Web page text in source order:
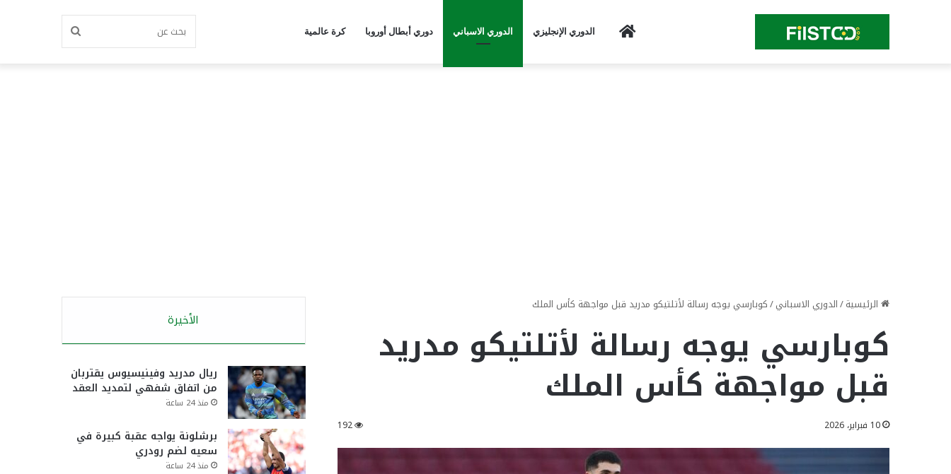
Home الدوري الإنجليزي الدوري الاسباني دوري أبطال أوروبا كرة عالمية بحث
الرئيسية/الدوري الاسباني/كوبارسي يوجه رسالة لأتلتيكو مدريد قبل مواجهة كأس الملك
كوبارسي يوجه رسالة لأتلتيكو مدريد
قبل مواجهة كأس الملك
10 فبراير، 2026 192
الأخيرة
ريال مدريد وفينيسيوس يقتربان
من اتفاق شفهي لتمديد العقد
منذ 24 ساعة
برشلونة يواجه عقبة كبيرة في
سعيه لضم رودري
منذ 24 ساعة